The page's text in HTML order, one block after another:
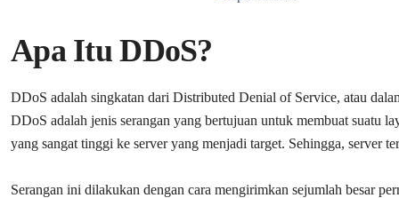
Apa Itu DDoS?
DDoS adalah singkatan dari Distributed Denial of Service, atau
DDoS adalah jenis serangan yang bertujuan untuk membuat suatu
yang sangat tinggi ke server yang menjadi target. Sehingga, server
Serangan ini dilakukan dengan cara mengirimkan sejumlah besar